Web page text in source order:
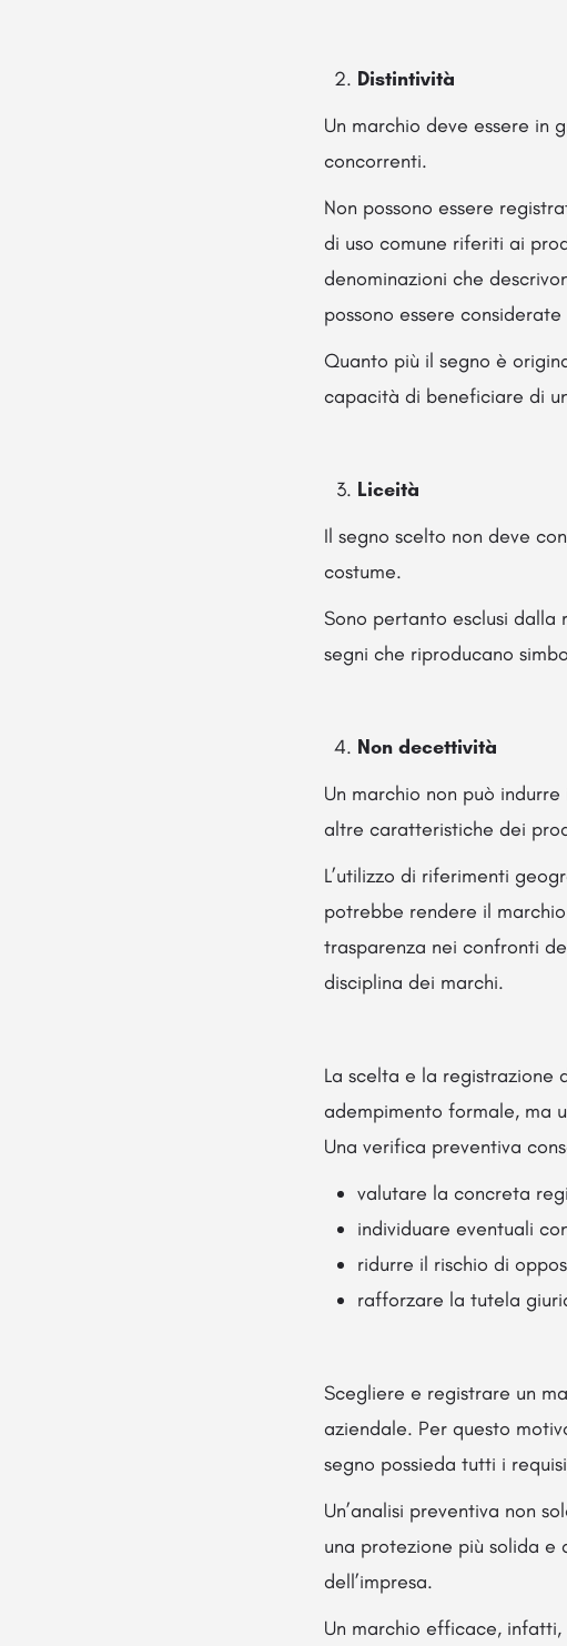
Distintività
Un marchio deve essere in
concorrenti.
Non possono essere
di uso comune riferiti ai
denominazioni che
possono essere
Quanto più il segno è
capacità di beneficiare di
Liceità
Il segno scelto non deve
costume.
Sono pertanto esclusi dalla
segni che riproducano
Non decettività
Un marchio non può
altre caratteristiche dei
L’utilizzo di riferimenti
potrebbe rendere il
trasparenza nei confronti
disciplina dei marchi.
La scelta e la registrazione
adempimento formale, ma
Una verifica preventiva
valutare la concreta
individuare eventuali
ridurre il rischio di
rafforzare la tutela
Scegliere e registrare un
aziendale. Per questo
segno possieda tutti i
Un’analisi preventiva non
una protezione più solida
dell’impresa.
Un marchio efficace,